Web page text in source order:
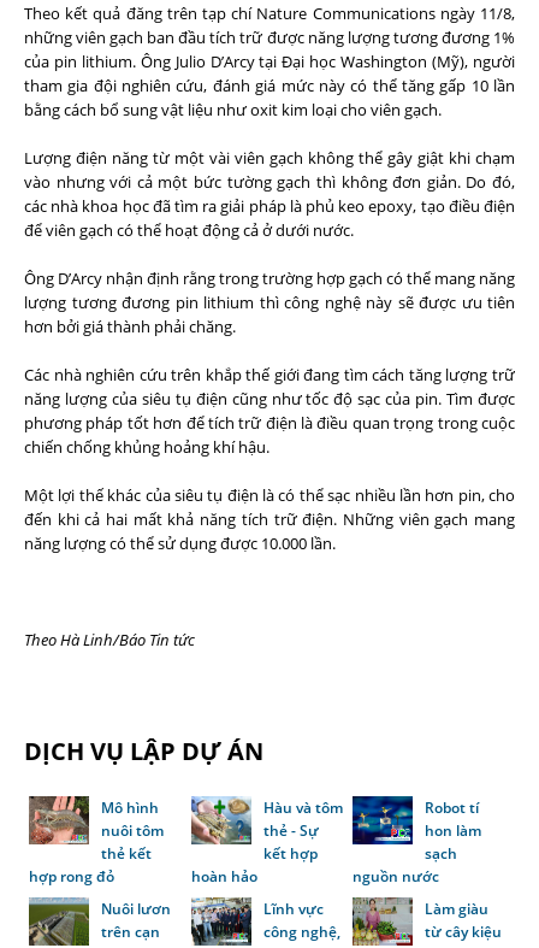
Theo kết quả đăng trên tạp chí Nature Communications ngày 11/8,
những viên gạch ban đầu tích trữ được năng lượng tương đương 1%
của pin lithium. Ông Julio D’Arcy tại Đại học Washington (Mỹ), người
tham gia đội nghiên cứu, đánh giá mức này có thể tăng gấp 10 lần
bằng cách bổ sung vật liệu như oxit kim loại cho viên gạch.
Lượng điện năng từ một vài viên gạch không thể gây giật khi chạm
vào nhưng với cả một bức tường gạch thì không đơn giản. Do đó,
các nhà khoa học đã tìm ra giải pháp là phủ keo epoxy, tạo điều điện
để viên gạch có thể hoạt động cả ở dưới nước.
Ông D’Arcy nhận định rằng trong trường hợp gạch có thể mang năng
lượng tương đương pin lithium thì công nghệ này sẽ được ưu tiên
hơn bởi giá thành phải chăng.
Các nhà nghiên cứu trên khắp thế giới đang tìm cách tăng lượng trữ
năng lượng của siêu tụ điện cũng như tốc độ sạc của pin. Tìm được
phương pháp tốt hơn để tích trữ điện là điều quan trọng trong cuộc
chiến chống khủng hoảng khí hậu.
Một lợi thế khác của siêu tụ điện là có thể sạc nhiều lần hơn pin, cho
đến khi cả hai mất khả năng tích trữ điện. Những viên gạch mang
năng lượng có thể sử dụng được 10.000 lần.
TheoHà Linh/Báo Tin tức
DỊCH VỤ LẬP DỰ ÁN
Mô hình
nuôi tôm
thẻ kết
hợp rong đỏ
Hàu và tôm
thẻ - Sự
kết hợp
hoàn hảo
Robot tí
hon làm
sạch
nguồn nước
Nuôi lươn
trên cạn
Lĩnh vực
công nghệ,
Làm giàu
từ cây kiệu